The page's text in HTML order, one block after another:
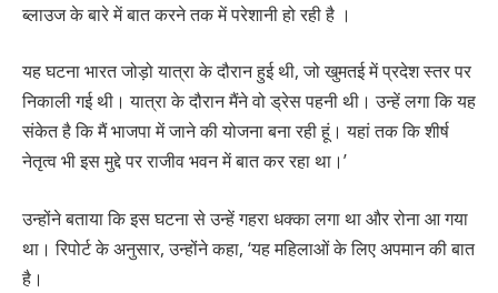
ब्लाउज के बारे में बात करने तक में परेशानी हो रही है ।
यह घटना भारत जोड़ो यात्रा के दौरान हुई थी, जो खुमतई में प्रदेश स्तर पर
निकाली गई थी। यात्रा के दौरान मैंने वो ड्रेस पहनी थी। उन्हें लगा कि यह
संकेत है कि मैं भाजपा में जाने की योजना बना रही हूं। यहां तक कि शीर्ष
नेतृत्व भी इस मुद्दे पर राजीव भवन में बात कर रहा था।’
उन्होंने बताया कि इस घटना से उन्हें गहरा धक्का लगा था और रोना आ गया
था। रिपोर्ट के अनुसार, उन्होंने कहा, ‘यह महिलाओं के लिए अपमान की बात
है।